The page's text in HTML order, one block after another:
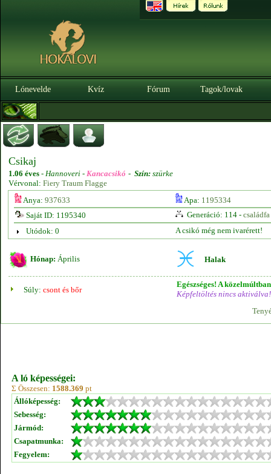
Lónevelde Kvíz Fórum Tagok/lovak
Csikaj
1.06 éves - Hannoveri - Kancacsikó - Szín: szürke
Vérvonal: Fiery Traum Flagge
Anya: 937633 Apa: 1195334
Saját ID: 1195340
Generáció: 114 - családfa
Utódok: 0
A csikó még nem ivarérett!
Hónap: Április Halak
Súly: csont és bőr
Egészséges! A
Képfeltöltés nincs aktiválva!
A ló képességei:
Σ Összesen: 1588.369 pt
Állóképesség:
Sebesség:
Jármód:
Csapatmunka:
Fegyelem: